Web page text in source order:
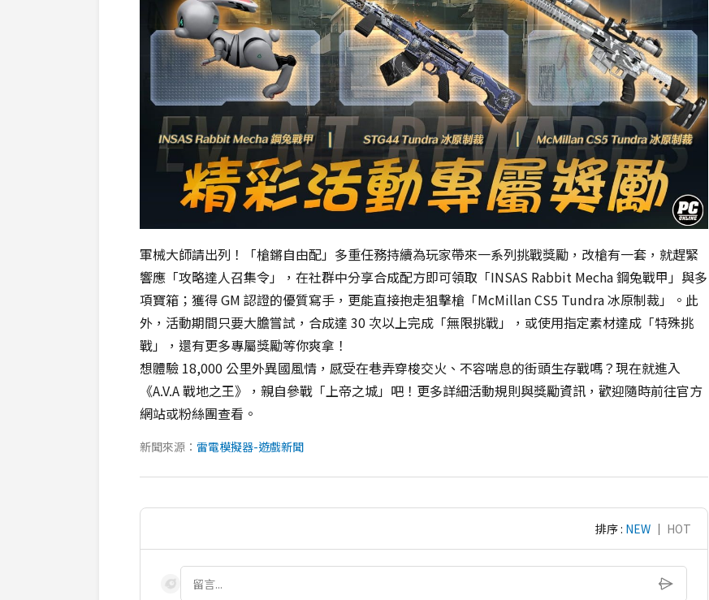
軍械大師請出列！「槍鏘自由配」多重任務持續為玩家帶來一系列挑戰獎勵，改槍有一套，就趕緊
響應「攻略達人召集令」，在社群中分享合成配方即可領取「INSAS Rabbit Mecha 鋼兔戰甲」與多
項寶箱；獲得 GM 認證的優質寫手，更能直接抱走狙擊槍「McMillan CS5 Tundra 冰原制裁」。此
外，活動期間只要大膽嘗試，合成達 30 次以上完成「無限挑戰」，或使用指定素材達成「特殊挑
戰」，還有更多專屬獎勵等你爽拿！
想體驗 18,000 公里外異國風情，感受在巷弄穿梭交火、不容喘息的街頭生存戰嗎？現在就進入
《A.V.A 戰地之王》，親自參戰「上帝之城」吧！更多詳細活動規則與獎勵資訊，歡迎隨時前往官方
網站或粉絲團查看。
新聞來源： 雷電模擬器-遊戲新聞
排序 : NEW ｜ HOT